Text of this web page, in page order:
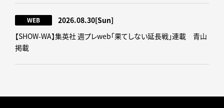
WEB 2026.08.30[Sun]
【SHOW-WA】集英社 週プレweb｢果てしない延長戦｣連載 青山
掲載